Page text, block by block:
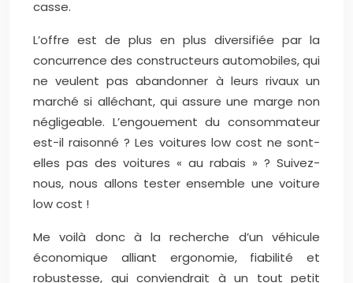
casse.
L’offre est de plus en plus diversifiée par la
concurrence des constructeurs automobiles, qui
ne veulent pas abandonner à leurs rivaux un
marché si alléchant, qui assure une marge non
négligeable. L’engouement du consommateur
est-il raisonné ? Les voitures low cost ne sont-
elles pas des voitures « au rabais » ? Suivez-
nous, nous allons tester ensemble une voiture
low cost !
Me voilà donc à la recherche d’un véhicule
économique alliant ergonomie, fiabilité et
robustesse, qui conviendrait à un tout petit